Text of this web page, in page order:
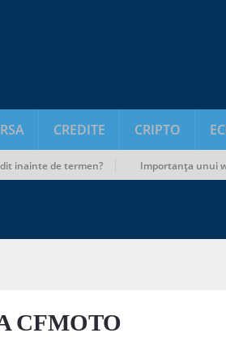
CREDITE CRIPTO
de termen? Importanța unui
CFMOTO